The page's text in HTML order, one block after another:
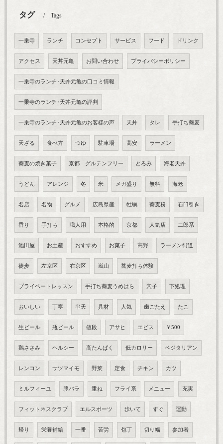
タグ Tags
一乗寺 ランチ コンセプト サービス フード ドリンク
アクセス 天丼元亀 お問い合わせ プライバシーポリシー
一乗寺のランチ･天丼元亀の口コミ情報
一乗寺のランチ･天丼元亀の評判
一乗寺のランチ･天丼元亀のお客様の声 天丼 タレ 手打ち蕎麦
天ざる 食べ方 つゆ 駐車場 高安 ラーメン
蕎麦の焼き菓子 京都 グルテンフリー とろみ 海老天丼
うどん アレンジ 冬 米 メガ盛り 無料 海老
名店 名物 グルメ 広島県産 牡蠣 蕎麦粉 石臼引き
香り 手打ち 職人用 本格的 京都 人気店 二郎系
池田屋 お土産 おすすめ お菓子 高野 ラーメン街道
徒歩 左京区 右京区 嵐山 蕎麦打ち体験
プライベートレッスン 手打ち蕎麦うめはら 穴子 下処理
おいしい 丁寧 串天 具材 人気 歯ごたえ たこ
生ビール 瓶ビール 値段 アサヒ エビス ￥500
鶏ささみ ヘルシー 高たんぱく 低カロリー ベジタリアン
レンコン サツマイモ 野菜 定食 チキン カツ
ミルフィーユ 豚バラ 重ね フライ系 メニュー 充実
フィットネスクラブ エルスポーツ 歩いて すぐ 運動
帰り 栄養補給 一番 苦労 包丁 切り幅 参加者